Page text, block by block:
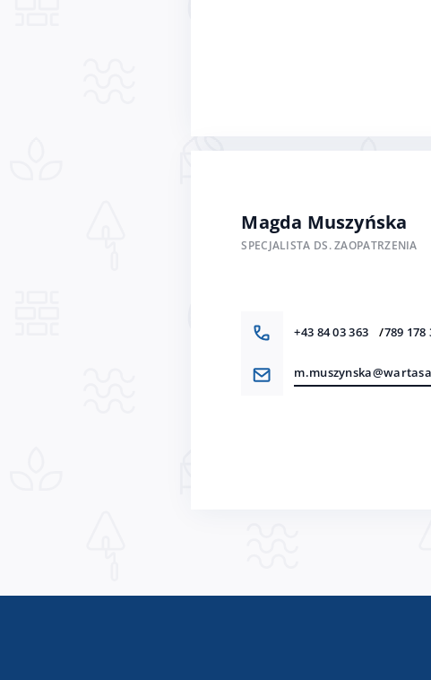
Magda Muszyńska
SPECJALISTA DS. ZAOPATRZENIA
+43 84 03 363 789 178